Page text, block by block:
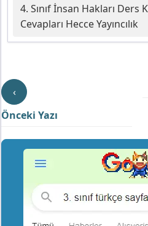
4. Sınıf İnsan Hakları Ders
Cevapları Hecce Yayıncılık
‹
Önceki Yazı